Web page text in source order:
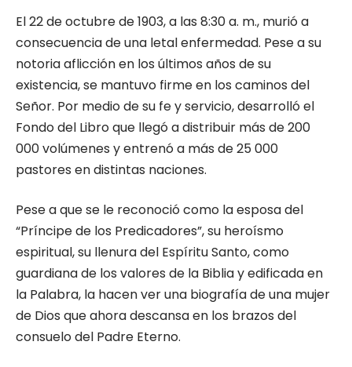
El 22 de octubre de 1903, a las 8:30 a. m., murió a
consecuencia de una letal enfermedad. Pese a su
notoria aflicción en los últimos años de su
existencia, se mantuvo firme en los caminos del
Señor. Por medio de su fe y servicio, desarrolló el
Fondo del Libro que llegó a distribuir más de 200
000 volúmenes y entrenó a más de 25 000
pastores en distintas naciones.
Pese a que se le reconoció como la esposa del
“Príncipe de los Predicadores”, su heroísmo
espiritual, su llenura del Espíritu Santo, como
guardiana de los valores de la Biblia y edificada en
la Palabra, la hacen ver una biografía de una mujer
de Dios que ahora descansa en los brazos del
consuelo del Padre Eterno.